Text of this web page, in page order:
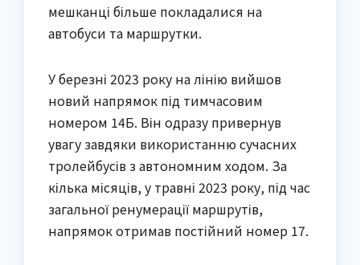
мешканці більше покладалися на
автобуси та маршрутки.
У березні 2023 року на лінію вийшов
новий напрямок під тимчасовим
номером 14Б. Він одразу привернув
увагу завдяки використанню сучасних
тролейбусів з автономним ходом. За
кілька місяців, у травні 2023 року, під час
загальної ренумерації маршрутів,
напрямок отримав постійний номер 17.